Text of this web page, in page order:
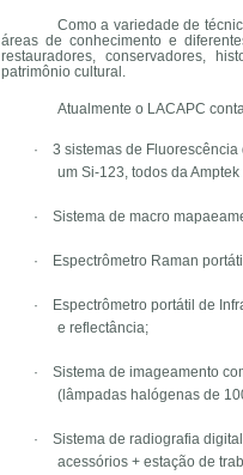
Como a variedade de
áreas de conhecimento e
restauradores, conservadores,
patrimônio cultural.
Atualmente o LACAPC
·
3 sistemas de
um Si-123, todos da
· Sistema de macro
· Espectrômetro Raman
·
Espectrômetro portátil de
e reflectância;
·
Sistema de imageamento
(lâmpadas halógenas de
·
Sistema de radiografia
acessórios + estação de